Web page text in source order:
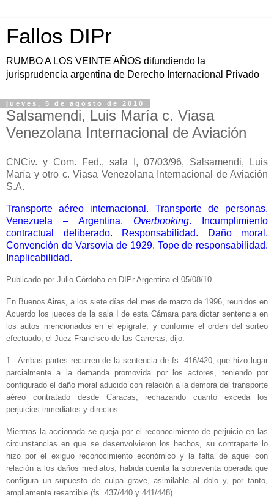
Fallos DIPr
RUMBO A LOS VEINTE AÑOS difundiendo la
jurisprudencia argentina de Derecho Internacional Privado
jueves, 5 de agosto de 2010
Salsamendi, Luis María c. Viasa
Venezolana Internacional de Aviación
CNCiv. y Com. Fed., sala I, 07/03/96, Salsamendi, Luis
María y otro c. Viasa Venezolana Internacional de Aviación
S.A.
Transporte aéreo internacional. Transporte de personas.
Venezuela – Argentina. Overbooking. Incumplimiento
contractual deliberado. Responsabilidad. Daño moral.
Convención de Varsovia de 1929. Tope de responsabilidad.
Inaplicabilidad.
Publicado por Julio Córdoba en DIPr Argentina el 05/08/10.
En Buenos Aires, a los siete días del mes de marzo de 1996, reunidos en
Acuerdo los jueces de la sala I de esta Cámara para dictar sentencia en
los autos mencionados en el epígrafe, y conforme el orden del sorteo
efectuado, el Juez Francisco de las Carreras, dijo:
1.- Ambas partes recurren de la sentencia de fs. 416/420, que hizo lugar
parcialmente a la demanda promovida por los actores, teniendo por
configurado el daño moral aducido con relación a la demora del transporte
aéreo contratado desde Caracas, rechazando cuanto exceda los
perjuicios inmediatos y directos.
Mientras la accionada se queja por el reconocimiento de perjuicio en las
circunstancias en que se desenvolvieron los hechos, su contraparte lo
hizo por el exiguo reconocimiento económico y la falta de aquel con
relación a los daños mediatos, habida cuenta la sobreventa operada que
configura un supuesto de culpa grave, asimilable al dolo y, por tanto,
ampliamente resarcible (fs. 437/440 y 441/448).